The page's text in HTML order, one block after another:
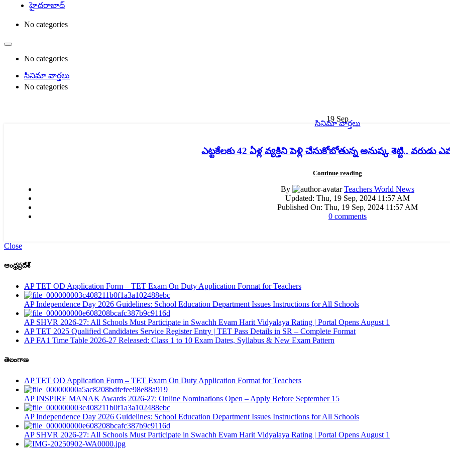
హైదరాబాద్
No categories
No categories
సినిమా వార్తలు
No categories
19 Sep
సినిమా వార్తలు
ఎట్టకేలకు 42 ఏళ్ల వ్యక్తిని పెళ్లి చేసుకోబోతున్న అనుష్క శెట్టి.. వరుడు
Continue reading
By
Teachers World News
Updated: Thu, 19 Sep, 2024 11:57 AM
Published On: Thu, 19 Sep, 2024 11:57 AM
0 comments
Close
ఆంధ్రప్రదేశ్
AP TET OD Application Form – TET Exam On Duty Application Format for Teachers
AP Independence Day 2026 Guidelines: School Education Department Issues Instructions for All Schools
AP SHVR 2026-27: All Schools Must Participate in Swachh Evam Harit Vidyalaya Rating | Portal Opens August 1
AP TET 2025 Qualified Candidates Service Register Entry | TET Pass Details in SR – Complete Format
AP FA1 Time Table 2026-27 Released: Class 1 to 10 Exam Dates, Syllabus & New Exam Pattern
తెలంగాణ
AP TET OD Application Form – TET Exam On Duty Application Format for Teachers
AP INSPIRE MANAK Awards 2026-27: Online Nominations Open – Apply Before September 15
AP Independence Day 2026 Guidelines: School Education Department Issues Instructions for All Schools
AP SHVR 2026-27: All Schools Must Participate in Swachh Evam Harit Vidyalaya Rating | Portal Opens August 1